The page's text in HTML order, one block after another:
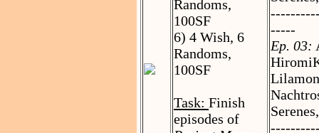
Randoms,
100SF
6) 4 Wish, 6
Randoms,
100SF
Task: Finish
episodes of
-----
Ep. 03: